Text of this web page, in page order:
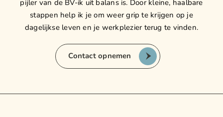
pijler van de BV-ik uit balans is. Door kleine, haalbare
stappen help ik je om weer grip te krijgen op je
dagelijkse leven en je werkplezier terug te vinden.
Contact opnemen